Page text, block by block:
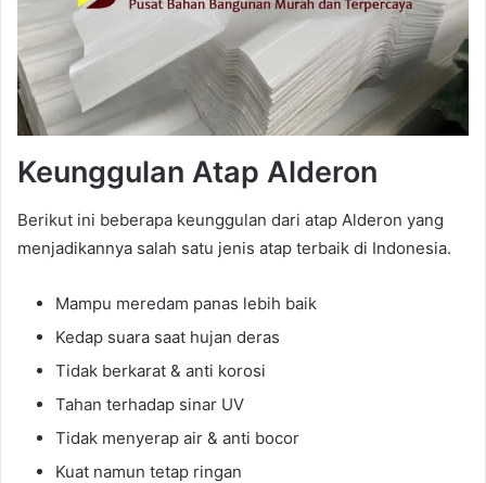
Keunggulan Atap Alderon
Berikut ini beberapa keunggulan dari atap Alderon yang
menjadikannya salah satu jenis atap terbaik di Indonesia.
Mampu meredam panas lebih baik
Kedap suara saat hujan deras
Tidak berkarat & anti korosi
Tahan terhadap sinar UV
Tidak menyerap air & anti bocor
Kuat namun tetap ringan